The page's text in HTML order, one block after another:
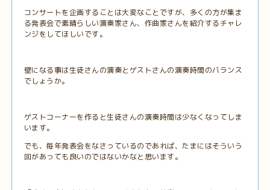
コンサートを企画することは大変なことですが、多くの方が集ま
る発表会で素晴らしい演奏家さん、作曲家さんを紹介するチャレ
ンジをしてほしいです。
壁になる事は生徒さんの演奏とゲストさんの演奏時間のバランス
でしょうか。
ゲストコーナーを作ると生徒さんの演奏時間は少なくなってしま
います。
でも、毎年発表会をなさっているのであれば、たまにはそういう
回があっても良いのではないかなと思います。